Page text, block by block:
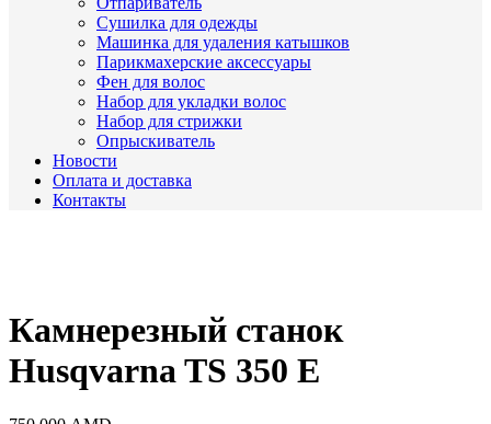
Сушилка для одежды
Машинка для удаления катышков
Парикмахерские аксессуары
Фен для волос
Набор для укладки волос
Набор для стрижки
Опрыскиватель
Новости
Оплата и доставка
Контакты
Камнерезный станок
Husqvarna TS 350 E